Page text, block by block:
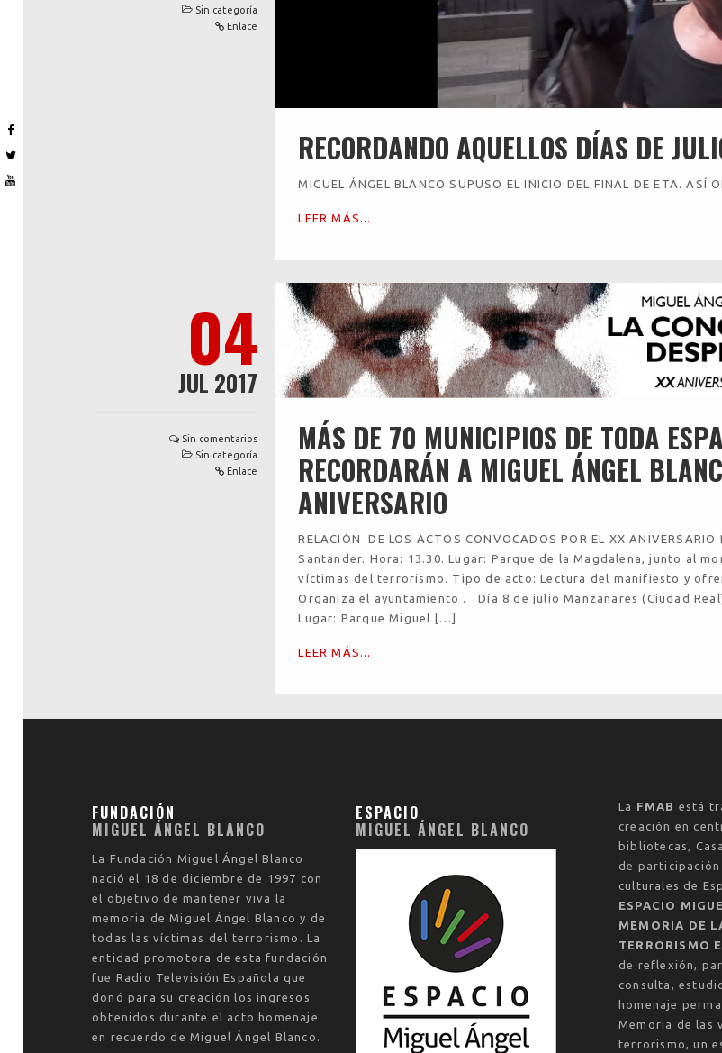
Sin categoría
Enlace
RECORDANDO AQUELLOS DÍAS DE
MIGUEL ÁNGEL BLANCO SUPUSO EL INICIO DEL FINAL DE ETA. ASÍ
LEER MÁS...
04
JUL 2017
Sin comentarios
Sin categoría
Enlace
MÁS DE 70 MUNICIPIOS DE TODA
RECORDARÁN A MIGUEL ÁNGEL
ANIVERSARIO
RELACIÓN DE LOS ACTOS CONVOCADOS POR EL XX
Santander. Hora: 13.30. Lugar: Parque de la Magdalena, junto al
víctimas del terrorismo. Tipo de acto: Lectura del manifiesto y
Organiza el ayuntamiento . Día 8 de julio Manzanares (Ciudad
Lugar: Parque Miguel […]
LEER MÁS...
FUNDACIÓN
MIGUEL ÁNGEL BLANCO
La Fundación Miguel Ángel Blanco
nació el 18 de diciembre de 1997 con
el objetivo de mantener viva la
memoria de Miguel Ángel Blanco y de
todas las víctimas del terrorismo. La
entidad promotora de esta fundación
fue Radio Televisión Española que
donó para su creación los ingresos
obtenidos durante el acto homenaje
en recuerdo de Miguel Ángel Blanco.
ESPACIO
MIGUEL ÁNGEL BLANCO
La FMAB está
creación en
bibliotecas,
de participación
culturales de
ESPACIO
MEMORIA DE
TERRORISMO
de reflexión,
consulta,
homenaje
Memoria de las
terrorismo, un